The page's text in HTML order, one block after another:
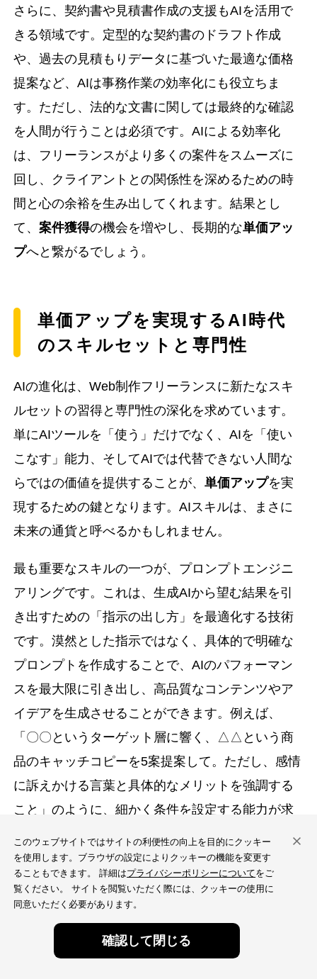
さらに、契約書や見積書作成の支援もAIを活用で
きる領域です。定型的な契約書のドラフト作成
や、過去の見積もりデータに基づいた最適な価格
提案など、AIは事務作業の効率化にも役立ちま
す。ただし、法的な文書に関しては最終的な確認
を人間が行うことは必須です。AIによる効率化
は、フリーランスがより多くの案件をスムーズに
回し、クライアントとの関係性を深めるための時
間と心の余裕を生み出してくれます。結果とし
て、案件獲得の機会を増やし、長期的な単価アッ
プへと繋がるでしょう。
単価アップを実現するAI時代
のスキルセットと専門性
AIの進化は、Web制作フリーランスに新たなスキ
ルセットの習得と専門性の深化を求めています。
単にAIツールを「使う」だけでなく、AIを「使い
こなす」能力、そしてAIでは代替できない人間な
らではの価値を提供することが、単価アップを実
現するための鍵となります。AIスキルは、まさに
未来の通貨と呼べるかもしれません。
最も重要なスキルの一つが、プロンプトエンジニ
アリングです。これは、生成AIから望む結果を引
き出すための「指示の出し方」を最適化する技術
です。漠然とした指示ではなく、具体的で明確な
プロンプトを作成することで、AIのパフォーマン
スを最大限に引き出し、高品質なコンテンツやア
イデアを生成させることができます。例えば、
「〇〇というターゲット層に響く、△△という商
品のキャッチコピーを5案提案して。ただし、感情
に訴えかける言葉と具体的なメリットを強調する
こと」のように、細かく条件を設定する能力が求
められます。
また、AIの出力結果を評価し、監査する「AI監
査」のスキルも重要です。AIが生成したコンテン
ツは、時に事実と異なる情報（ハルシネーショ
ン）を含んでいたり、倫理的に問題のある表現が
このウェブサイトではサイトの利便性の向上を目的にクッキー
を使用します。ブラウザの設定によりクッキーの機能を変更す
ることもできます。 詳細はプライバシーポリシーについてをご
覧ください。 サイトを閲覧いただく際には、クッキーの使用に
同意いただく必要があります。
確認して閉じる